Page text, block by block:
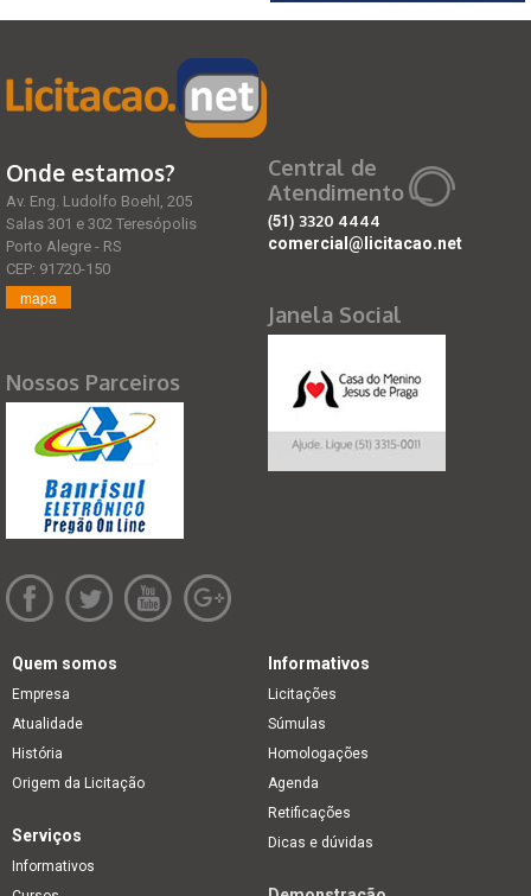
Onde estamos?
Av. Eng. Ludolfo Boehl, 205
Salas 301 e 302 Teresópolis
Porto Alegre - RS
CEP: 91720-150
mapa
Nossos Parceiros
Central de
Atendimento
(51) 3320 4444
comercial@licitacao.net
Janela Social
Quem somos
Empresa
Atualidade
História
Origem da Licitação
Informativos
Licitações
Súmulas
Homologações
Agenda
Retificações
Dicas e dúvidas
Serviços
Informativos